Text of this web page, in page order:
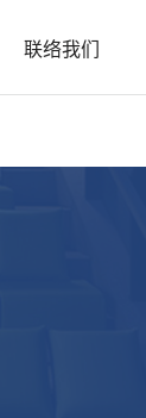
联络我们